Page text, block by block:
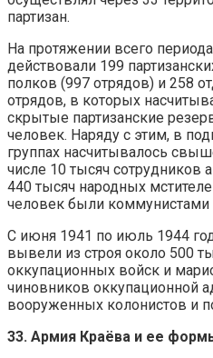
партизан.
На протяжении всего
действовали 199
полков (997 отрядов) и 258
отрядов, в которых
скрытые партизанские
человек. Наряду с этим, в
группах насчитывалось
числе 10 тысяч сотрудников
440 тысяч народных
человек были
С июня 1941 по июль 1944
вывели из строя около 500
оккупационных войск и
чиновников оккупационной
вооруженных колонистов и
33. Армия Краёва и ее